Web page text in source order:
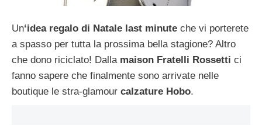
Un‘idea regalo di Natale last minute che vi porterete
a spasso per tutta la prossima bella stagione? Altro
che dono riciclato! Dallamaison Fratelli Rossetti ci
fanno sapere che finalmente sono arrivate nelle
boutique le stra-glamour calzature Hobo.